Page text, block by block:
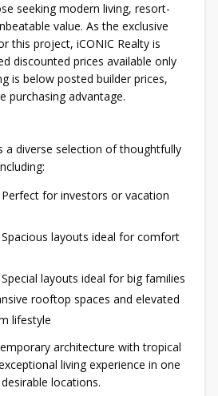
seeking modern living, resort-
value. As the exclusive
this project, iCONIC Realty is
discounted prices available only
is below posted builder prices,
purchasing advantage.
a diverse selection of thoughtfully
for investors or vacation
layouts ideal for comfort
layouts ideal for big families
rooftop spaces and elevated
lifestyle
architecture with tropical
living experience in one
locations.